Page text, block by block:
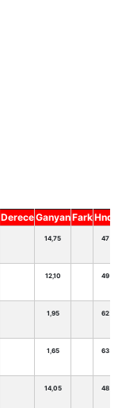
DereceGanyanFarkHnd.
14,75 47
12,10 49
1,95 62
1,65 63
14,05 48